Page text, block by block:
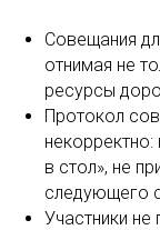
Совещания
отнимая не
ресурсы
Протокол
в стол», не
следующего
Участники не